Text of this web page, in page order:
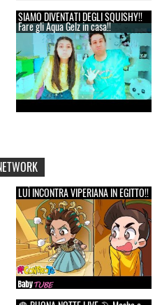
SIAMO DIVENTATI DEGLI SQUISHY!!
Fare gli Aqua Gelz in casa!!
LUÌ INCONTRA VIPERIANA IN EGITTO!!